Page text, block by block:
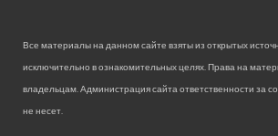
Все материалы на данном сайте взяты из открытых
исключительно в ознакомительных целях. Права на
владельцам. Администрация сайта ответственности за
не несет.